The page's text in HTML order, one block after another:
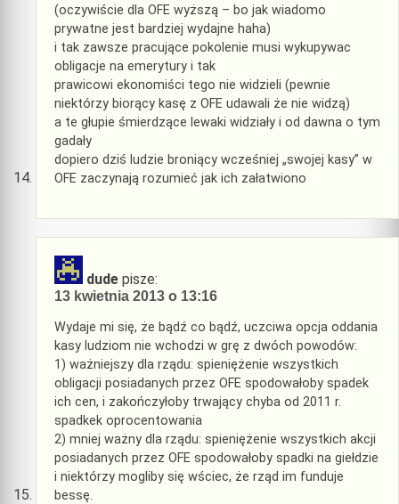
(oczywiście dla OFE wyższą – bo jak wiadomo
prywatne jest bardziej wydajne haha)
i tak zawsze pracujące pokolenie musi wykupywac
obligacje na emerytury i tak
prawicowi ekonomiści tego nie widzieli (pewnie
niektórzy biorący kasę z OFE udawali że nie widzą)
a te głupie śmierdzące lewaki widziały i od dawna o tym
gadały
dopiero dziś ludzie broniący wcześniej „swojej kasy” w
OFE zaczynają rozumieć jak ich załatwiono
dude pisze:
13 kwietnia 2013 o 13:16
Wydaje mi się, że bądź co bądź, uczciwa opcja oddania
kasy ludziom nie wchodzi w grę z dwóch powodów:
1) ważniejszy dla rządu: spieniężenie wszystkich
obligacji posiadanych przez OFE spodowałoby spadek
ich cen, i zakończyłoby trwający chyba od 2011 r.
spadkek oprocentowania
2) mniej ważny dla rządu: spieniężenie wszystkich akcji
posiadanych przez OFE spodowałoby spadki na giełdzie
i niektórzy mogliby się wściec, że rząd im funduje
bessę.